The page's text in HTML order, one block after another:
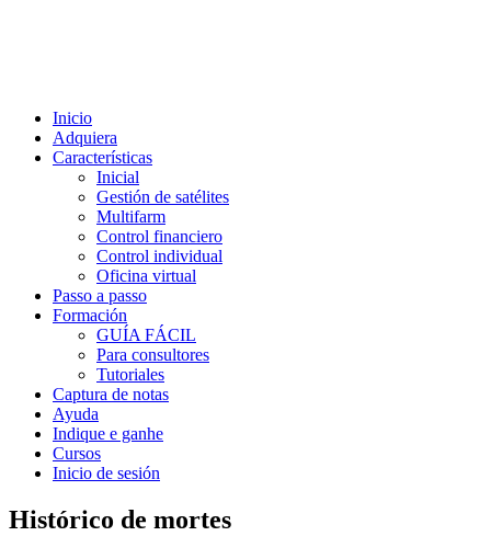
Inicio
Adquiera
Características
Inicial
Gestión de satélites
Multifarm
Control financiero
Control individual
Oficina virtual
Passo a passo
Formación
GUÍA FÁCIL
Para consultores
Tutoriales
Captura de notas
Ayuda
Indique e ganhe
Cursos
Inicio de sesión
Histórico de mortes